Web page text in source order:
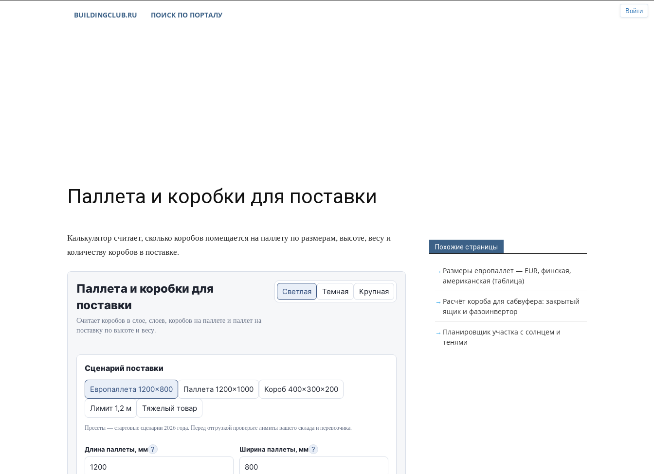
BUILDINGCLUB.RU ПОИСК ПО ПОРТАЛУ
Паллета и коробки для поставки
Калькулятор считает, сколько коробов помещается на паллету по размерам, высоте, весу и
количеству коробов в поставке.
Паллета и коробки для
поставки
Считает коробов в слое, слоев, коробов на паллете и паллет на
поставку по высоте и весу.
Светлая Темная Крупная
Сценарий поставки
Европаллета 1200x800 Паллета 1200x1000 Короб 400x300x200
Лимит 1,2 м Тяжелый товар
Пресеты — стартовые сценарии 2026 года. Перед отгрузкой проверьте лимиты вашего склада и перевозчика.
Длина паллеты, мм ? Ширина паллеты, мм ?
Похожие страницы
Размеры европаллет — EUR, финская,
американская (таблица)
Расчёт короба для сабвуфера: закрытый
ящик и фазоинвертор
Планировщик участка с солнцем и
тенями
Войти